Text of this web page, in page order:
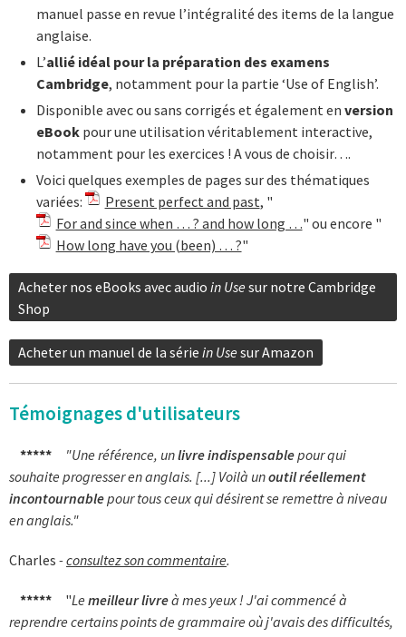
manuel passe en revue l’intégralité des items de la langue
anglaise.
L’allié idéal pour la préparation des examens
Cambridge, notamment pour la partie ‘Use of English’.
Disponible avec ou sans corrigés et également en version
eBookpour une utilisation véritablement interactive,
notamment pour les exercices ! A vous de choisir….
Voici quelques exemples de pages sur des thématiques
variées:
Present perfect and past, "
For and since when … ? and how long …" ou encore "
How long have you (been) … ?"
Acheter nos eBooks avec audio in Use sur notre Cambridge
Shop
Acheter un manuel de la série in Use sur Amazon
Témoignages d'utilisateurs
***** "Une référence, unlivre indispensablepour qui
souhaite progresser en anglais. [...] Voilà unoutil réellement
incontournablepour tous ceux qui désirent se remettre à niveau
en anglais."
Charles -consultez son commentaire.
***** "Le meilleur livreà mes yeux ! J'ai commencé à
reprendre certains points de grammaire où j'avais des difficultés,